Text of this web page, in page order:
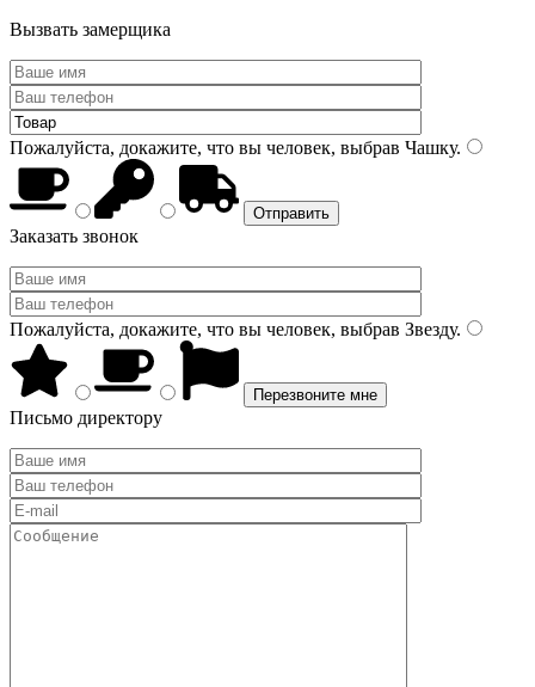
Вызвать замерщика
Пожалуйста, докажите, что вы человек, выбрав Чашку.
Заказать звонок
Пожалуйста, докажите, что вы человек, выбрав Звезду.
Письмо директору